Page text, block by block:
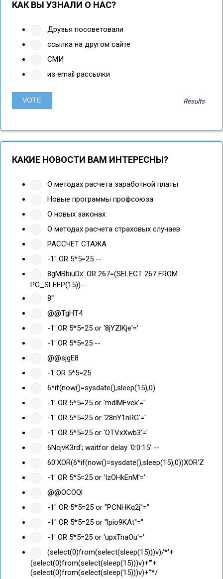
КАК ВЫ УЗНАЛИ О НАС?
Друзья посоветовали
ссылка на другом сайте
СМИ
из email рассылки
Results
КАКИЕ НОВОСТИ ВАМ ИНТЕРЕСНЫ?
О методах расчета заработной платы
Новые программы профсоюза
О новых законах
О методах расчета страховых случаев
РАССЧЕТ СТАЖА
-1" OR 5*5=25 --
8gMBbiuDx' OR 267=(SELECT 267 FROM
PG_SLEEP(15))--
8'"
@@TgHT4
-1' OR 5*5=25 or '8jYZlKje'='
-1' OR 5*5=25 --
@@sjgE8
-1 OR 5*5=25
6*if(now()=sysdate(),sleep(15),0)
-1' OR 5*5=25 or 'mdlMFvck'='
-1' OR 5*5=25 or '28nY1nRG'='
-1' OR 5*5=25 or 'OTVxXwb3'='
6NcjvK3rd'; waitfor delay '0:0:15' --
60'XOR(6*if(now()=sysdate(),sleep(15),0))XOR'Z
-1' OR 5*5=25 or 'IzOHkEnM'='
@@OCOQl
-1" OR 5*5=25 or "PCNHKq2j"="
-1" OR 5*5=25 or "lpio9KAt"="
-1' OR 5*5=25 or 'upxTnaOu'='
(select(0)from(select(sleep(15)))v)/*'+
(select(0)from(select(sleep(15)))v)+'"+
(select(0)from(select(sleep(15)))v)+"*/